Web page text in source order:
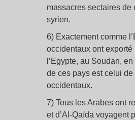
massacres sectaires de
syrien.
6) Exactement comme
occidentaux ont
l’Egypte, au Soudan,
de ces pays est celui
occidentaux.
7) Tous les Arabes ont
et d’Al-Qaïda voyagent